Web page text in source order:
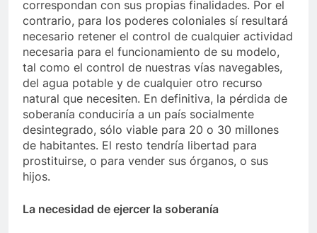
correspondan con sus propias finalidades. Por el
contrario, para los poderes coloniales sí resultará
necesario retener el control de cualquier actividad
necesaria para el funcionamiento de su modelo,
tal como el control de nuestras vías navegables,
del agua potable y de cualquier otro recurso
natural que necesiten. En definitiva, la pérdida de
soberanía conduciría a un país socialmente
desintegrado, sólo viable para 20 o 30 millones
de habitantes. El resto tendría libertad para
prostituirse, o para vender sus órganos, o sus
hijos.
La necesidad de ejercer la soberanía